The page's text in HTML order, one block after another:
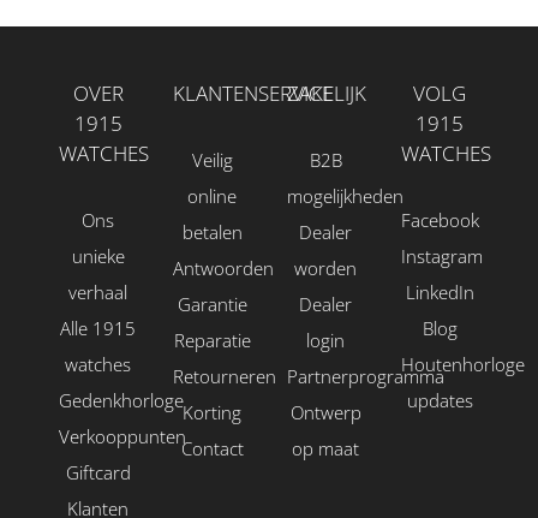
OVER
1915
WATCHES
Ons
unieke
verhaal
Alle 1915
watches
Gedenkhorloge
Verkooppunten
Giftcard
Klanten
KLANTENSERVICE
Veilig
online
betalen
Antwoorden
Garantie
Reparatie
Retourneren
Korting
Contact
ZAKELIJK
B2B
mogelijkheden
Dealer
worden
Dealer
login
Partnerprogramma
Ontwerp
op maat
VOLG
1915
WATCHES
Facebook
Instagram
LinkedIn
Blog
Houtenhorloge
updates